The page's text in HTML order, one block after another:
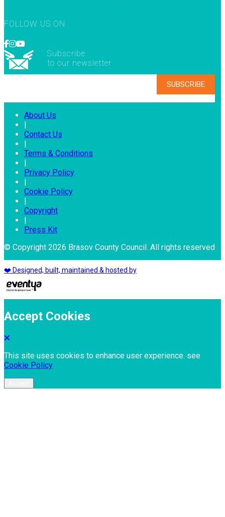
FOLLOW US ON
Subscribe
to our newsletter
About Us
Contact Us
Terms & Conditions
Privacy Policy
Cookie Policy
Copyright
Press Kit
© Copyright 2026 Brasov County Council. All rights reserved
❤️ Designed, built, maintained & hosted by
Accept Cookies
This site uses cookies to enhance user experience. see
Cookie Policy